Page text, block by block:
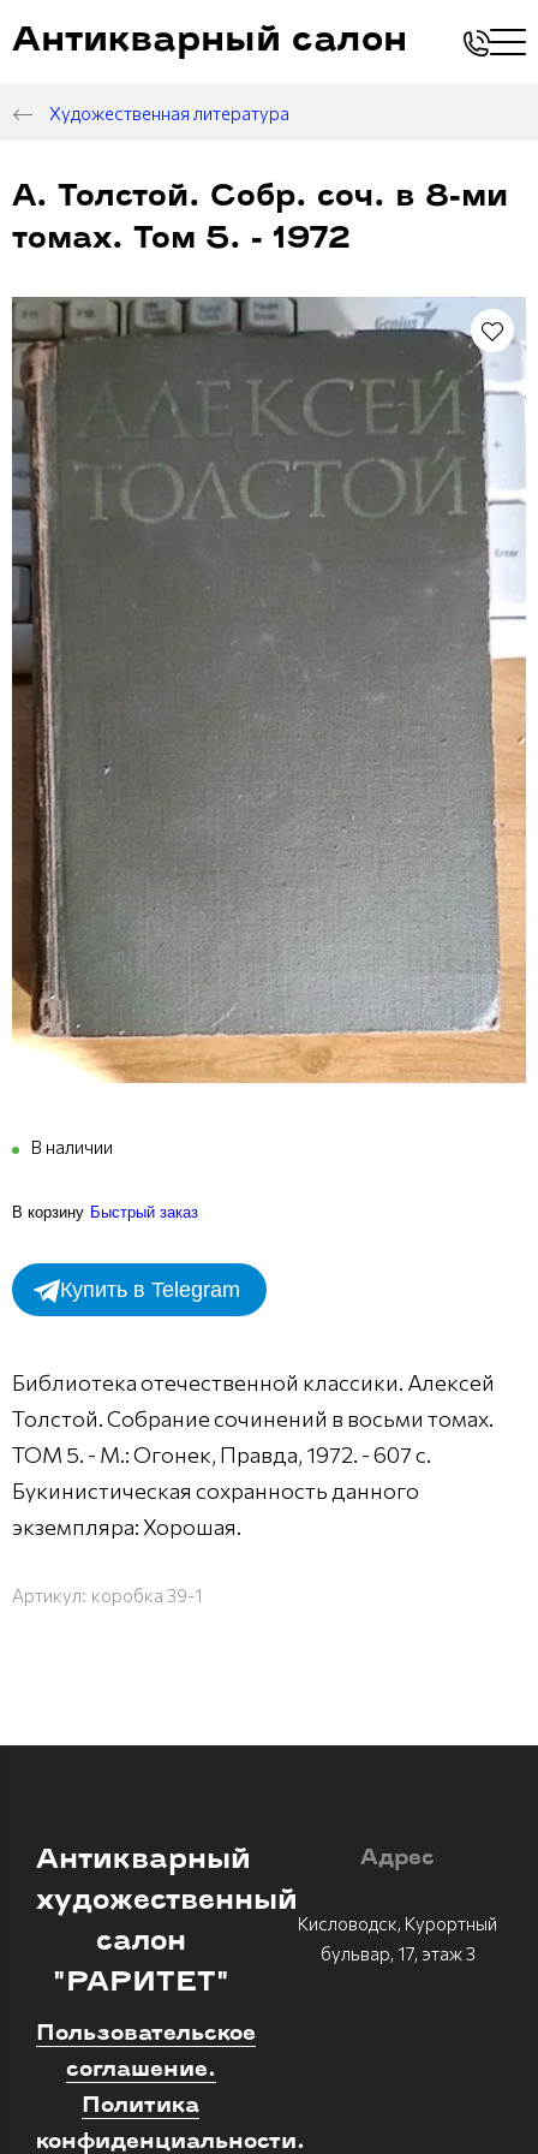
Антикварный салон
Художественная литература
А. Толстой. Собр. соч. в 8-ми
томах. Том 5. - 1972
В наличии
В корзину Быстрый заказ
Купить в Telegram
Библиотека отечественной классики. Алексей
Толстой. Собрание сочинений в восьми томах.
ТОМ 5. - М.: Огонек, Правда, 1972. - 607 с.
Букинистическая сохранность данного
экземпляра: Хорошая.
Артикул: коробка 39-1
Антикварный
художественный
салон
"РАРИТЕТ"
Пользовательское
соглашение.
Политика
конфиденциальности.
Адрес
Кисловодск, Курортный
бульвар, 17, этаж 3